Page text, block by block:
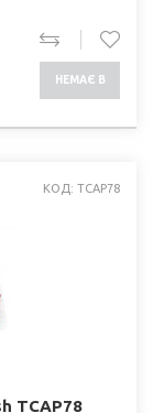
НЕМАЄ В
КОД: TCAP78
TCAP78